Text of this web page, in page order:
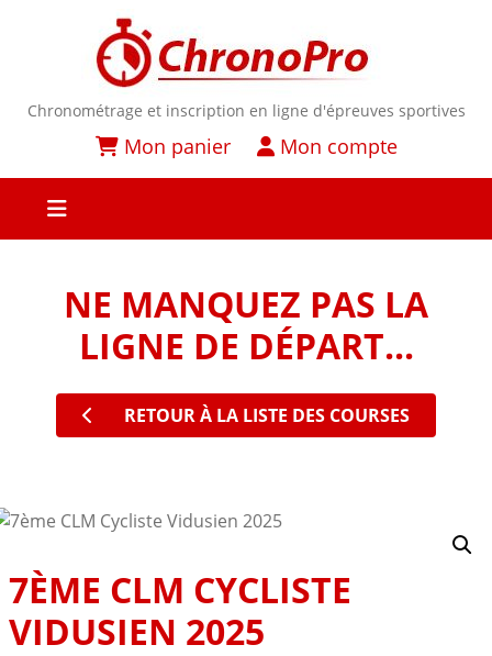
Chronométrage et inscription en ligne d'épreuves sportives
Mon panier Mon compte
NE MANQUEZ PAS LA
LIGNE DE DÉPART...
RETOUR À LA LISTE DES COURSES
7ÈME CLM CYCLISTE
VIDUSIEN 2025